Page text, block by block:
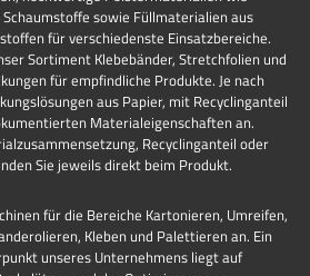
sowie Füllmaterialien aus
für verschiedenste Einsatzbereiche.
Sortiment Klebebänder, Stretchfolien und
für empfindliche Produkte. Je nach
aus Papier, mit Recyclinganteil
Materialeigenschaften an.
Recyclinganteil oder
Sie jeweils direkt beim Produkt.
für die Bereiche Kartonieren, Umreifen,
Kleben und Palettieren an. Ein
unseres Unternehmens liegt auf